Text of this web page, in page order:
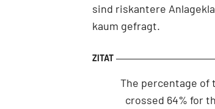
sind riskantere
kaum gefragt.
The percentage of
crossed 64% for